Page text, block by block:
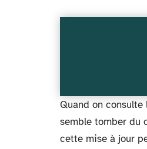
Quand on
semble tomber du
cette mise à jour